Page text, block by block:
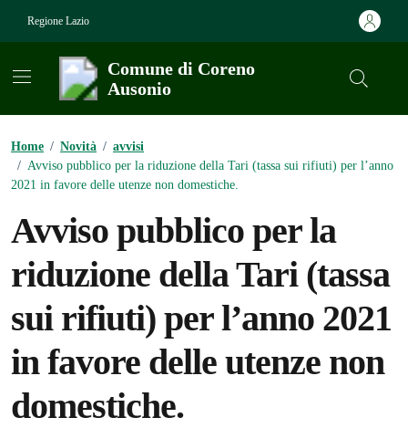
Regione Lazio
Comune di Coreno
Ausonio
Home / Novità / avvisi
/ Avviso pubblico per la riduzione della Tari (tassa sui rifiuti) per l’anno
2021 in favore delle utenze non domestiche.
Avviso pubblico per la
riduzione della Tari (tassa
sui rifiuti) per l’anno 2021
in favore delle utenze non
domestiche.